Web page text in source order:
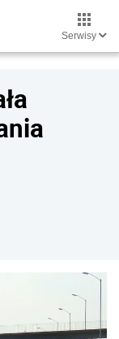
Serwisy